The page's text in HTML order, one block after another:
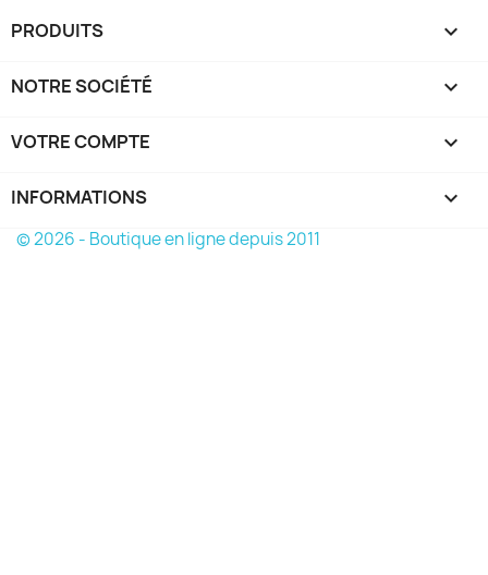
PRODUITS 
NOTRE SOCIÉTÉ 
VOTRE COMPTE 
INFORMATIONS keyboard_arrow_down
© 2026 - Boutique en ligne depuis 2011